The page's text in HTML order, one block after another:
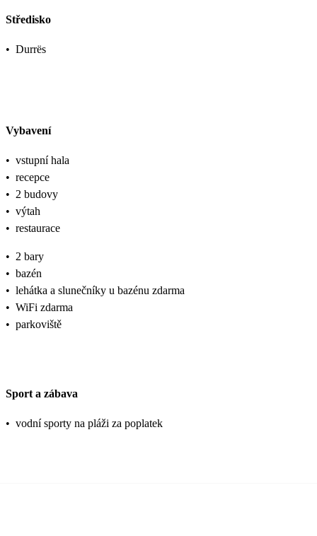
Středisko
• Durrës
Vybavení
• vstupní hala
• recepce
• 2 budovy
• výtah
• restaurace
• 2 bary
• bazén
• lehátka a slunečníky u bazénu zdarma
• WiFi zdarma
• parkoviště
Sport a zábava
• vodní sporty na pláži za poplatek